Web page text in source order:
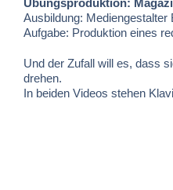
Übungsproduktion:
Ausbildung: Mediengestalter
Aufgabe: Produktion eines
Und der Zufall will es, dass
drehen.
In beiden Videos stehen